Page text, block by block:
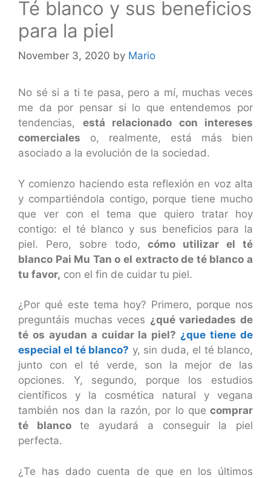
Té blanco y sus beneficios
para la piel
November 3, 2020 by Mario
No sé si a ti te pasa, pero a mí, muchas veces
me da por pensar si lo que entendemos por
tendencias, está relacionado con intereses
comerciales o, realmente, está más bien
asociado a la evolución de la sociedad.
Y comienzo haciendo esta reflexión en voz alta
y compartiéndola contigo, porque tiene mucho
que ver con el tema que quiero tratar hoy
contigo: el té blanco y sus beneficios para la
piel. Pero, sobre todo,cómo utilizar el té
blanco Pai Mu Tan o el extracto de té blanco a
tu favor, con el fin de cuidar tu piel.
¿Por qué este tema hoy? Primero, porque nos
preguntáis muchas veces ¿qué variedades de
té os ayudan a cuidar la piel?¿que tiene de
especial el té blanco? y, sin duda, el té blanco,
junto con el té verde, son la mejor de las
opciones. Y, segundo, porque los estudios
científicos y la cosmética natural y vegana
también nos dan la razón, por lo que comprar
té blancote ayudará a conseguir la piel
perfecta.
¿Te has dado cuenta de que en los últimos